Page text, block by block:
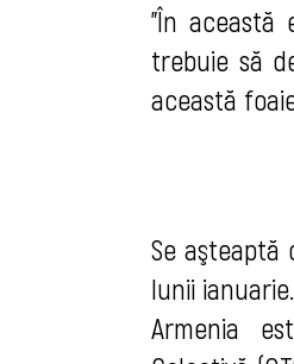
"În această
trebuie să
această
Se aşteaptă
lunii ianuarie.
Armenia